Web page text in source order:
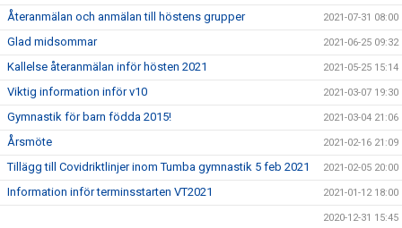
Återanmälan och anmälan till höstens grupper 2021-07-31 08:00
Glad midsommar 2021-06-25 09:32
Kallelse återanmälan inför hösten 2021 2021-05-25 15:14
Viktig information inför v10 2021-03-07 19:30
Gymnastik för barn födda 2015! 2021-03-04 21:06
Årsmöte 2021-02-16 21:09
Tillägg till Covidriktlinjer inom Tumba gymnastik 5 feb 2021 2021-02-05 20:00
Information inför terminsstarten VT2021 2021-01-12 18:00
2020-12-31 15:45